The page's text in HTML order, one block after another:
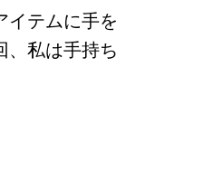
イテムに手を
、私は手持ち